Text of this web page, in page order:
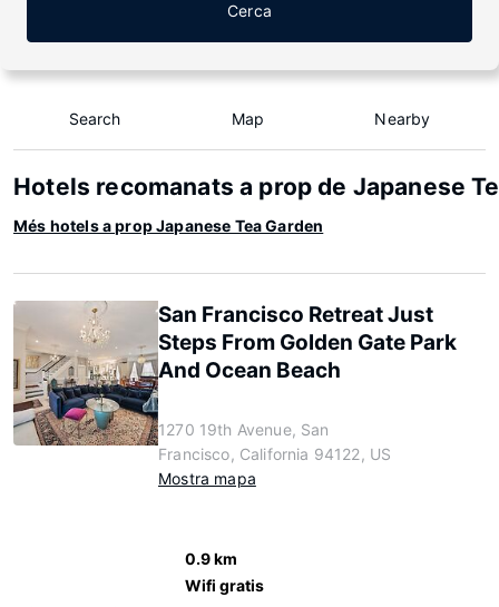
Cerca
Search Map Nearby
Hotels recomanats a prop de Japanese
Més hotels a prop Japanese Tea Garden
San Francisco Retreat Just
Steps From Golden Gate Park
And Ocean Beach
1270 19th Avenue, San
Francisco, California 94122, US
Mostra mapa
0.9 km
Wifi gratis